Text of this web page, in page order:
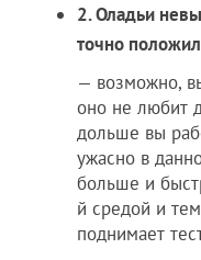
2. Оладьи
точно
— возможно,
оно не любит
дольше вы
ужасно в
больше и
й средой и
поднимает